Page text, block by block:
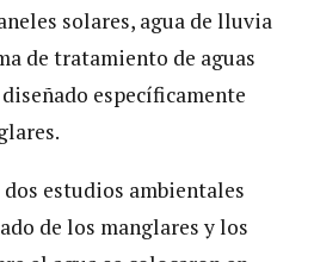
solares, agua de lluvia
de tratamiento de aguas
específicamente
dos estudios ambientales
de los manglares y los